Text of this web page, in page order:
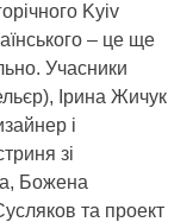
Kyiv
– це ще
Учасники
Ірина Жичук
і
зі
Божена
та проект